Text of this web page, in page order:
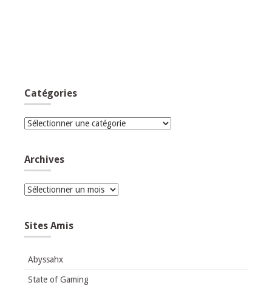
Catégories
Catégories
Archives
Archives
Sites Amis
Abyssahx
State of Gaming